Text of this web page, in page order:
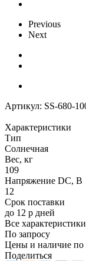
Previous
Next
Артикул: SS-680-
Характеристики
Тип
Солнечная
Вес, кг
109
Напряжение DC, В
12
Срок поставки
до 12 р дней
Все характеристики
По запросу
Цены и наличие по
Поделиться